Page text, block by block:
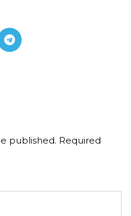
published. Required